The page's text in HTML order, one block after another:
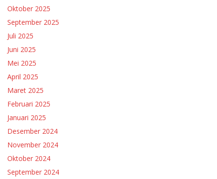
Oktober 2025
September 2025
Juli 2025
Juni 2025
Mei 2025
April 2025
Maret 2025
Februari 2025
Januari 2025
Desember 2024
November 2024
Oktober 2024
September 2024